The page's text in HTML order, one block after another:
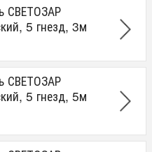
СВЕТОЗАР
5 гнезд, 3м
СВЕТОЗАР
5 гнезд, 5м